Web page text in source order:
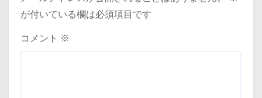
シ
ョ
が付いている欄は必須項目です
コメント ※